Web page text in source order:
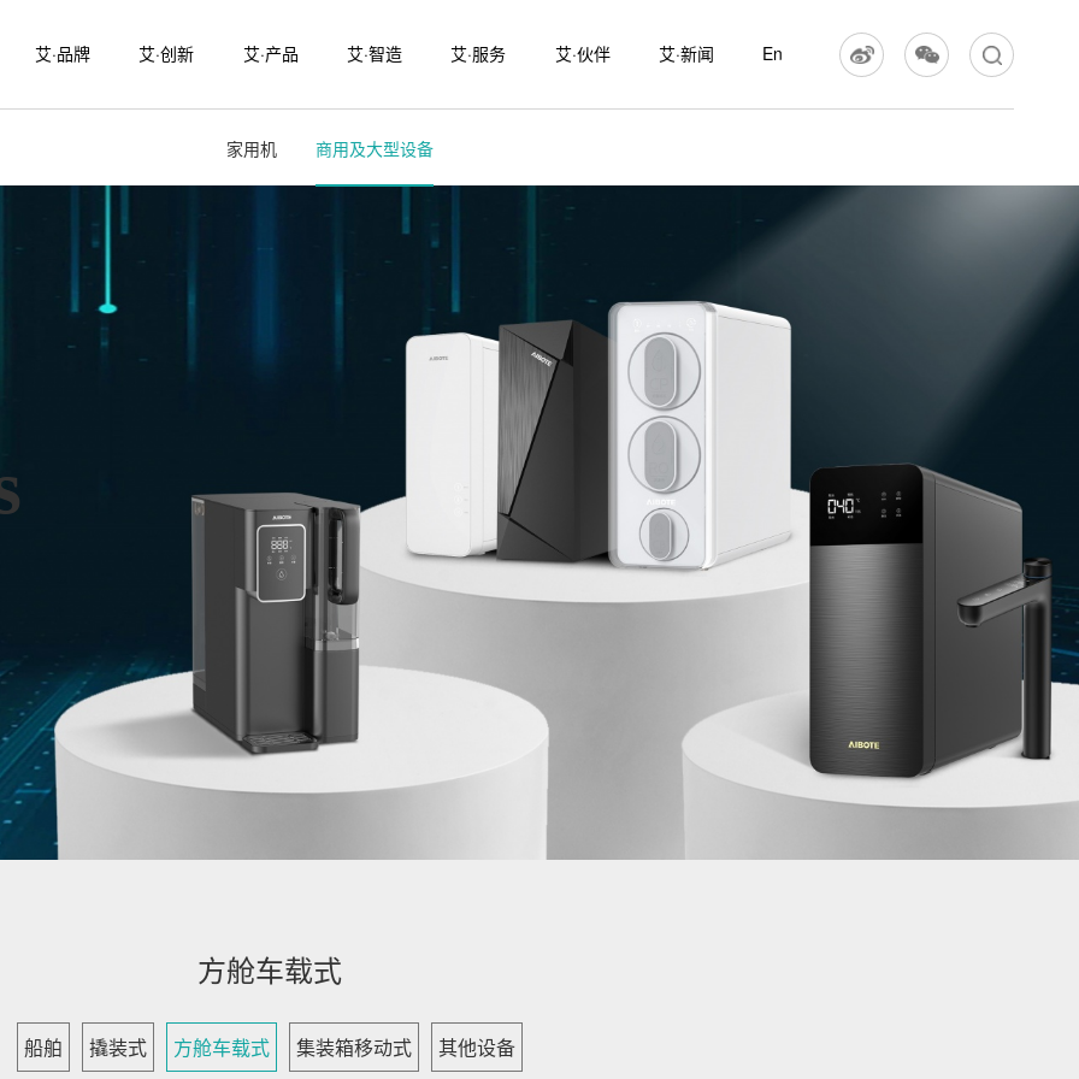
艾·品牌 艾·创新 艾·产品
家用机
艾·智造 艾·服务 艾·伙伴 艾·新闻 En
家用机 商用及大型设备
方舱车载式
船舶 撬装式 方舱车载式 集装箱移动式 其他设备